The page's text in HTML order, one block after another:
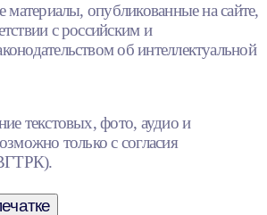
опубликованные на сайте,
с российским и
об интеллектуальной
текстовых, фото, аудио и
только с согласия